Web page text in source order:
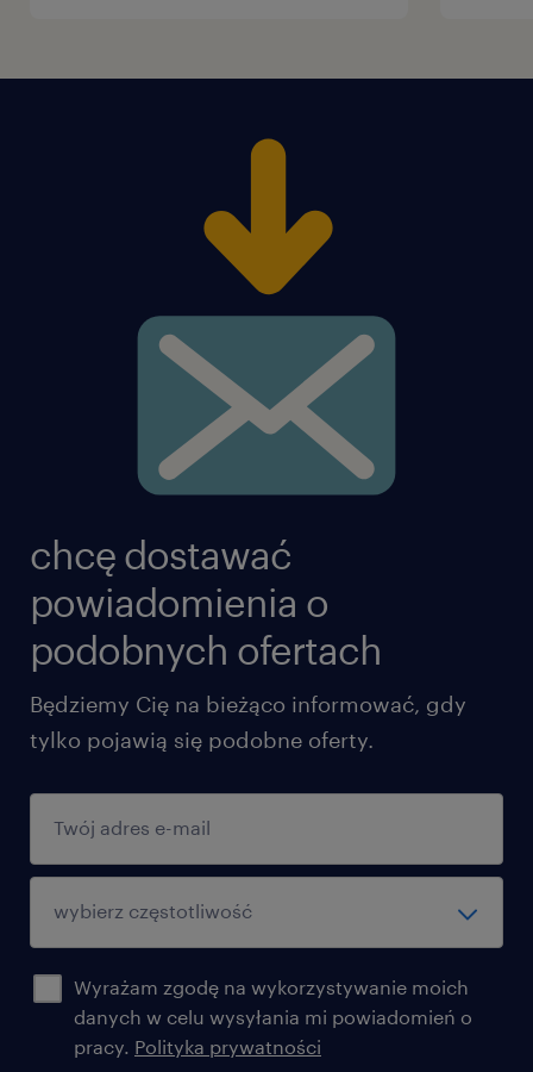
chcę dostawać
powiadomienia o
podobnych ofertach
Będziemy Cię na bieżąco informować, gdy
tylko pojawią się podobne oferty.
Wyrażam zgodę na wykorzystywanie moich
danych w celu wysyłania mi powiadomień o
pracy. Polityka prywatności